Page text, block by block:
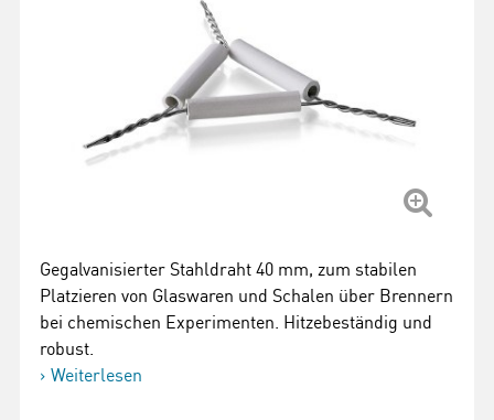
Gegalvanisierter Stahldraht 40 mm, zum stabilen
Platzieren von Glaswaren und Schalen über Brennern
bei chemischen Experimenten. Hitzebeständig und
robust.
Weiterlesen